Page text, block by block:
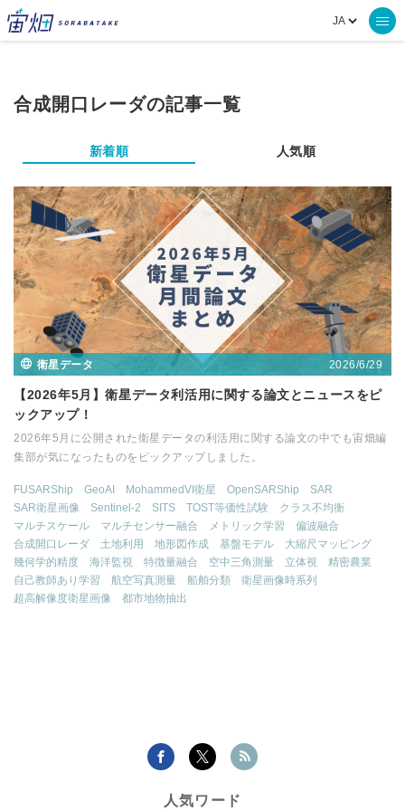
合成開口レーダの記事一覧
新着順 人気順
衛星データ 2026/6/29
【2026年5月】衛星データ利活用に関する論文とニュースをピ
ックアップ！
2026年5月に公開された衛星データの利活用に関する論文の中でも宙畑編
集部が気になったものをピックアップしました。
FUSARShip GeoAI MohammedVI衛星 OpenSARShip
SAR
SAR衛星画像
Sentinel-2 SITS TOST等価性試験
クラス不均衡
マルチスケール
マルチセンサー融合 メトリック学習
偏波融合
合成開口レーダ
土地利用 地形図作成 基盤モデル
大縮尺マッピング
幾何学的精度
海洋監視 特徴量融合 空中三角測量 立体視
精密農業
自己教師あり学習
航空写真測量 船舶分類
衛星画像時系列
超高解像度衛星画像
都市地物抽出
人気ワード